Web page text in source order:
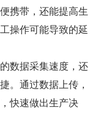
携带，还能提高生
操作可能导致的延
数据采集速度，还
。通过数据上传，
快速做出生产决